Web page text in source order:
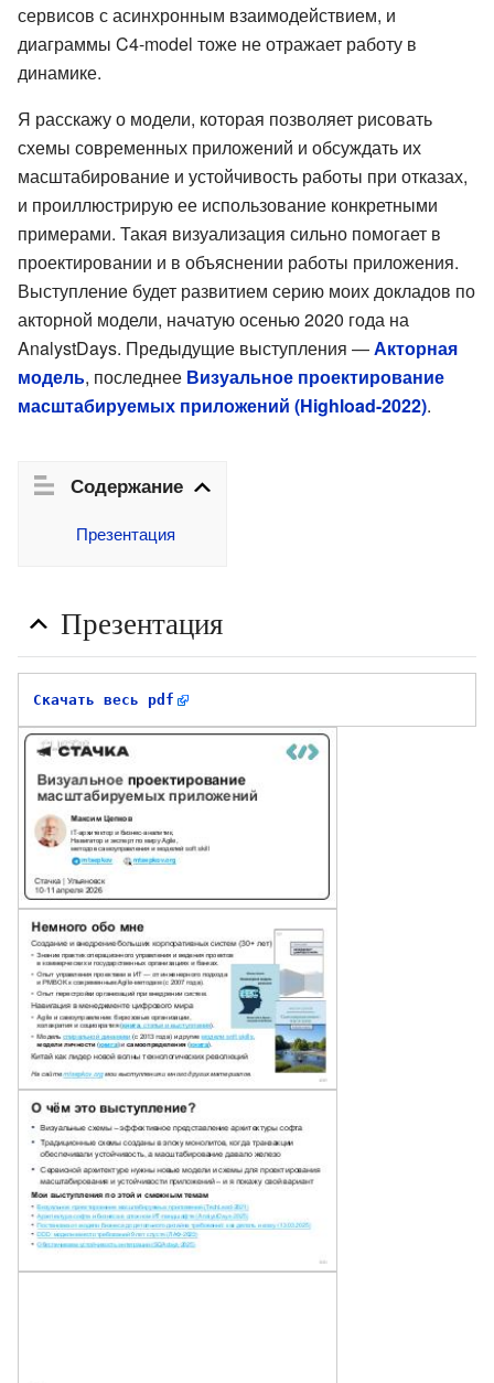
сервисов с асинхронным взаимодействием, и
диаграммы C4-model тоже не отражает работу в
динамике.
Я расскажу о модели, которая позволяет рисовать
схемы современных приложений и обсуждать их
масштабирование и устойчивость работы при отказах,
и проиллюстрирую ее использование конкретными
примерами. Такая визуализация сильно помогает в
проектировании и в объяснении работы приложения.
Выступление будет развитием серию моих докладов по
акторной модели, начатую осенью 2020 года на
AnalystDays. Предыдущие выступления —Акторная
модель, последнее Визуальное проектирование
масштабируемых приложений (Highload-2022).
Содержание
Презентация
Презентация
Скачать весь pdf